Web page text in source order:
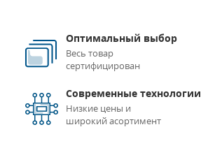
Оптимальный выбор
Весь товар
сертифицирован
Современные технологии
Низкие цены и
широкий асортимент